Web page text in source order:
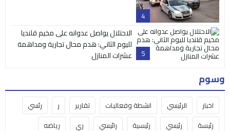
4
5
الاحتلال يواصل عدوانه على مخيم قلنديا
لليوم الثاني: هدم محال تجارية ومداهمة
عشرات المنازل
وسوم
اخبار الرئيسي انشطة وفعاليات تقارير ر
رئسي
رئيسة
رئيسي رئيسية رائيسي ري رياضه